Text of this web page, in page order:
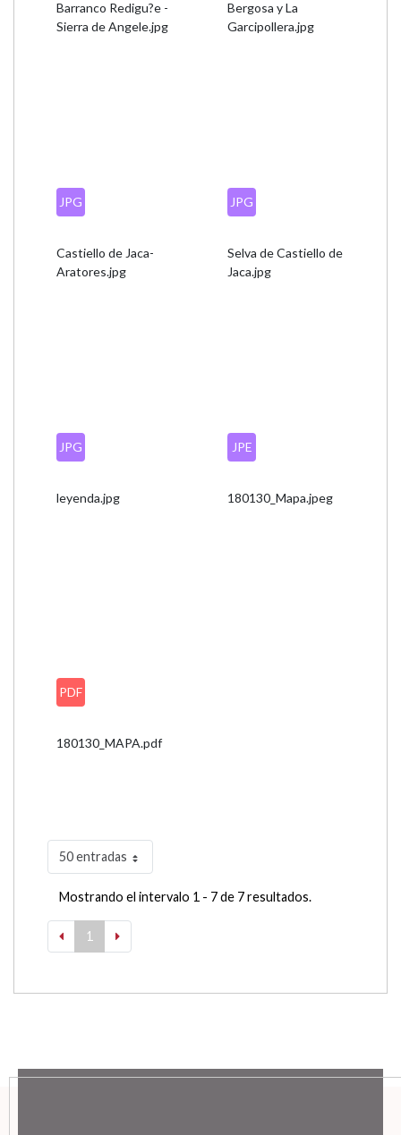
Barranco Redigu?e -
Sierra de Angele.jpg
Bergosa y La
Garcipollera.jpg
JPG
Castiello de Jaca-
Aratores.jpg
JPG
Selva de Castiello de
Jaca.jpg
JPG
leyenda.jpg
JPE
180130_Mapa.jpeg
PDF
180130_MAPA.pdf
50 entradas
Mostrando el intervalo 1 - 7 de 7 resultados.
1